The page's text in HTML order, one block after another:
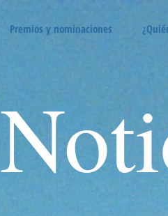
Premios y nominaciones